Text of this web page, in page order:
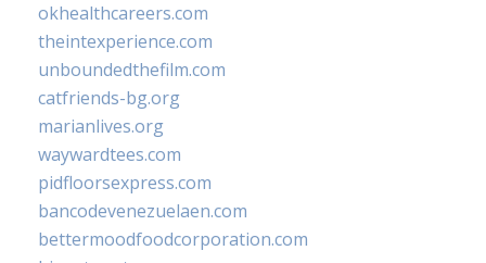
okhealthcareers.com
theintexperience.com
unboundedthefilm.com
catfriends-bg.org
marianlives.org
waywardtees.com
pidfloorsexpress.com
bancodevenezuelaen.com
bettermoodfoodcorporation.com